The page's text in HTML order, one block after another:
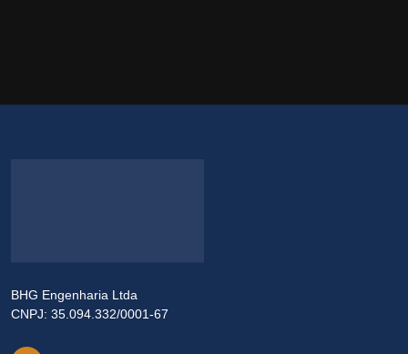
BHG Engenharia Ltda
CNPJ: 35.094.332/0001-67